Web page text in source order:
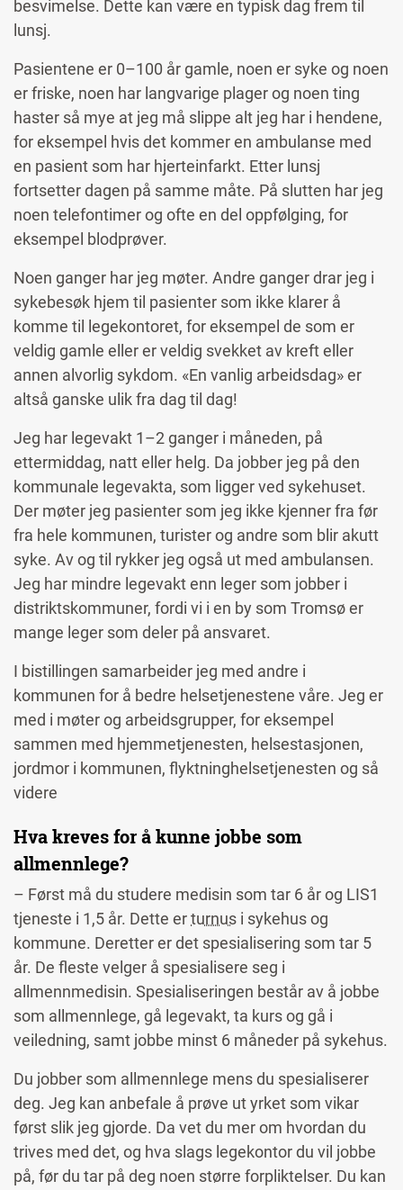
besvimelse. Dette kan være en typisk dag frem til
lunsj.
Pasientene er 0–100 år gamle, noen er syke og noen
er friske, noen har langvarige plager og noen ting
haster så mye at jeg må slippe alt jeg har i hendene,
for eksempel hvis det kommer en ambulanse med
en pasient som har hjerteinfarkt. Etter lunsj
fortsetter dagen på samme måte. På slutten har jeg
noen telefontimer og ofte en del oppfølging, for
eksempel blodprøver.
Noen ganger har jeg møter. Andre ganger drar jeg i
sykebesøk hjem til pasienter som ikke klarer å
komme til legekontoret, for eksempel de som er
veldig gamle eller er veldig svekket av kreft eller
annen alvorlig sykdom. «En vanlig arbeidsdag» er
altså ganske ulik fra dag til dag!
Jeg har legevakt 1–2 ganger i måneden, på
ettermiddag, natt eller helg. Da jobber jeg på den
kommunale legevakta, som ligger ved sykehuset.
Der møter jeg pasienter som jeg ikke kjenner fra før
fra hele kommunen, turister og andre som blir akutt
syke. Av og til rykker jeg også ut med ambulansen.
Jeg har mindre legevakt enn leger som jobber i
distriktskommuner, fordi vi i en by som Tromsø er
mange leger som deler på ansvaret.
I bistillingen samarbeider jeg med andre i
kommunen for å bedre helsetjenestene våre. Jeg er
med i møter og arbeidsgrupper, for eksempel
sammen med hjemmetjenesten, helsestasjonen,
jordmor i kommunen, flyktninghelsetjenesten og så
videre
Hva kreves for å kunne jobbe som
allmennlege?
– Først må du studere medisin som tar 6 år og LIS1
tjeneste i 1,5 år. Dette erturnus i sykehus og
kommune. Deretter er det spesialisering som tar 5
år. De fleste velger å spesialisere seg i
allmennmedisin. Spesialiseringen består av å jobbe
som allmennlege, gå legevakt, ta kurs og gå i
veiledning, samt jobbe minst 6 måneder på sykehus.
Du jobber som allmennlege mens du spesialiserer
deg. Jeg kan anbefale å prøve ut yrket som vikar
først slik jeg gjorde. Da vet du mer om hvordan du
trives med det, og hva slags legekontor du vil jobbe
på, før du tar på deg noen større forpliktelser. Du kan